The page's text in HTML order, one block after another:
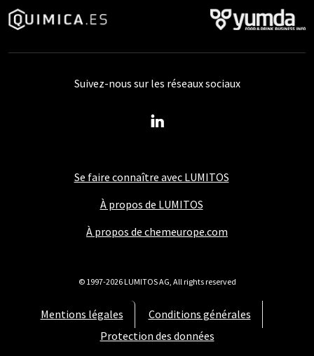
Se faire connaître avec LUMITOS
À propos de LUMITOS
À propos de chemeurope.com
Mentions légales
Conditions générales
Protection des données
Suivez-nous sur les réseaux sociaux
© 1997-2026 LUMITOS AG, All rights reserved